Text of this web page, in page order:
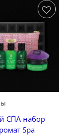
Сохранить
СПА-набор
Spa